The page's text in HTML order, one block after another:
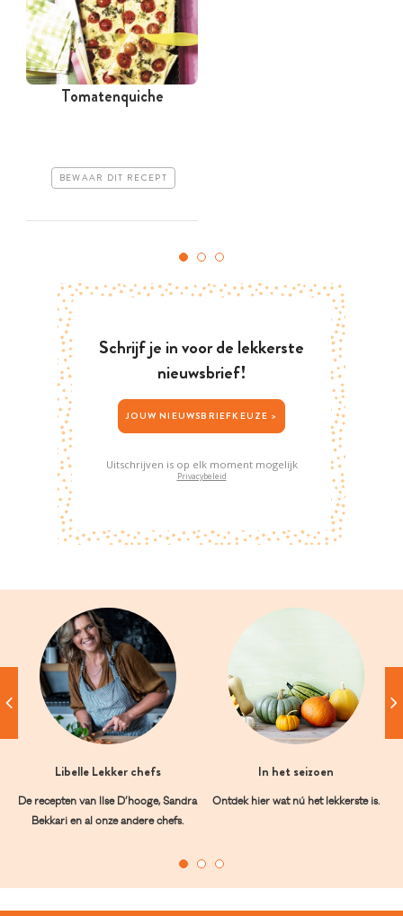
Tomatenquiche
BEWAAR DIT RECEPT
Schrijf je in voor de lekkerste
nieuwsbrief!
JOUW NIEUWSBRIEFKEUZE >
Uitschrijven is op elk moment mogelijk
Privacybeleid
Libelle Lekker chefs
De recepten van Ilse D’hooge, Sandra
Bekkari en al onze andere chefs.
In het seizoen
Ontdek hier wat nú het lekkerste is.